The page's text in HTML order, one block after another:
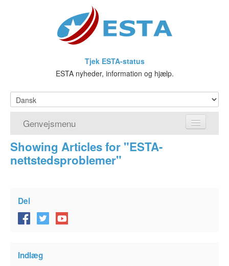
Tjek ESTA-status
ESTA nyheder, information og hjælp.
Genvejsmenu
Hjem
Ansøg om ESTA
Visumfritagelsesprogrammet
Artikler
Showing Articles for "ESTA-
nettstedsproblemer"
Del
Indlæg